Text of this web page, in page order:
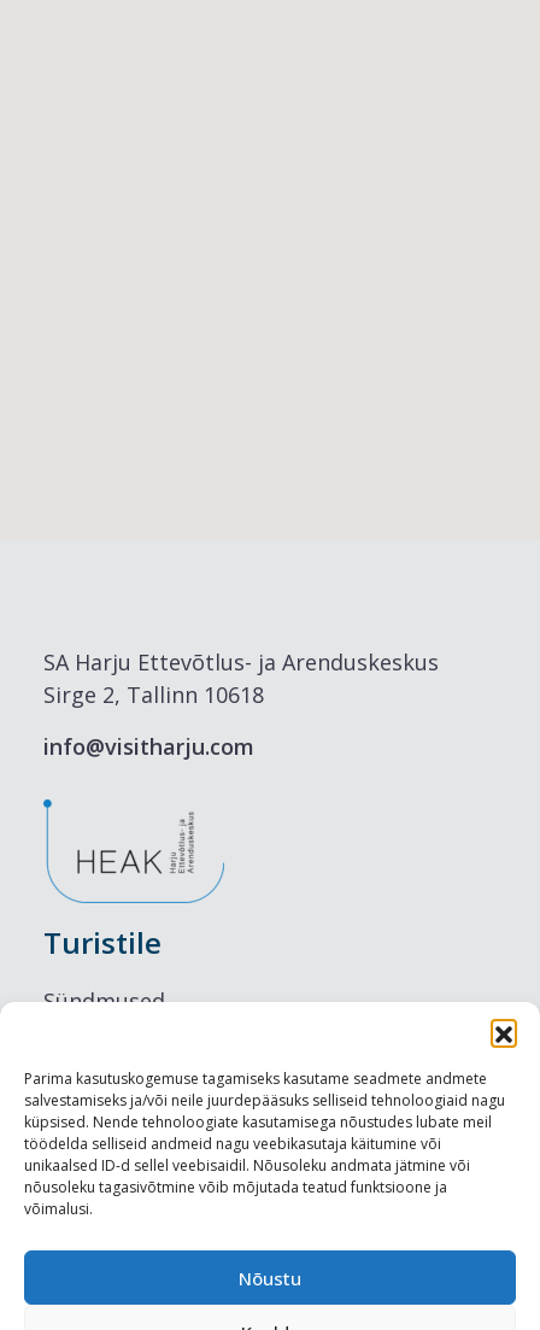
Parima kasutuskogemuse tagamiseks kasutame seadmete andmete
salvestamiseks ja/või neile juurdepääsuks selliseid tehnoloogiaid nagu
küpsised. Nende tehnoloogiate kasutamisega nõustudes lubate meil
töödelda selliseid andmeid nagu veebikasutaja käitumine või
unikaalsed ID-d sellel veebisaidil. Nõusoleku andmata jätmine või
nõusoleku tagasivõtmine võib mõjutada teatud funktsioone ja
võimalusi.
Nõustu
SA Harju Ettevõtlus- ja Arenduskeskus
Sirge 2, Tallinn 10618
info@visitharju.com
Turistile
Sündmused
Maitseelamused
Vaatamisväärsused
Visit Tallinn
Turismiprofessionaalile